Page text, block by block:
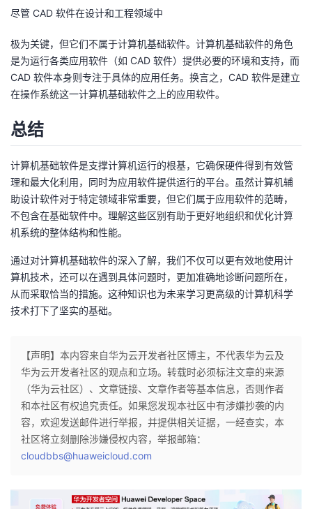
尽管 CAD 软件在设计和工程领域中
极为关键，但它们不属于计算机基础软件。计算机基础软件的角色
是为运行各类应用软件（如 CAD 软件）提供必要的环境和支持，而
CAD 软件本身则专注于具体的应用任务。换言之，CAD 软件是建立
在操作系统这一计算机基础软件之上的应用软件。
总结
计算机基础软件是支撑计算机运行的根基，它确保硬件得到有效管
理和最大化利用，同时为应用软件提供运行的平台。虽然计算机辅
助设计软件对于特定领域非常重要，但它们属于应用软件的范畴，
不包含在基础软件中。理解这些区别有助于更好地组织和优化计算
机系统的整体结构和性能。
通过对计算机基础软件的深入了解，我们不仅可以更有效地使用计
算机技术，还可以在遇到具体问题时，更加准确地诊断问题所在，
从而采取恰当的措施。这种知识也为未来学习更高级的计算机科学
技术打下了坚实的基础。
【声明】本内容来自华为云开发者社区博主，不代表华为云及
华为云开发者社区的观点和立场。转载时必须标注文章的来源
（华为云社区）、文章链接、文章作者等基本信息，否则作者
和本社区有权追究责任。如果您发现本社区中有涉嫌抄袭的内
容，欢迎发送邮件进行举报，并提供相关证据，一经查实，本
社区将立刻删除涉嫌侵权内容，举报邮箱：
cloudbbs@huaweicloud.com